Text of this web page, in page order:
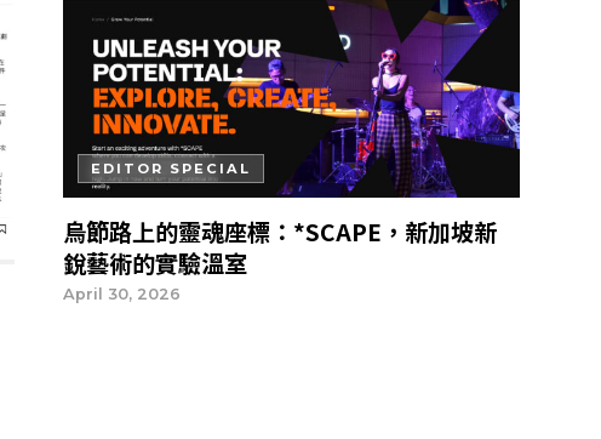
EDITOR SPECIAL
烏節路上的靈魂座標：*SCAPE，新加坡新
銳藝術的實驗溫室
April 30, 2026